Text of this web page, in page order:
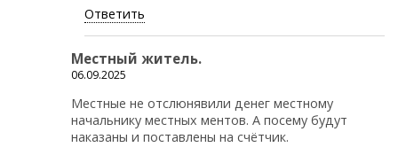
Ответить
Местный житель.
06.09.2025
Местные не отслюнявили денег местному
начальнику местных ментов. А посему будут
наказаны и поставлены на счётчик.